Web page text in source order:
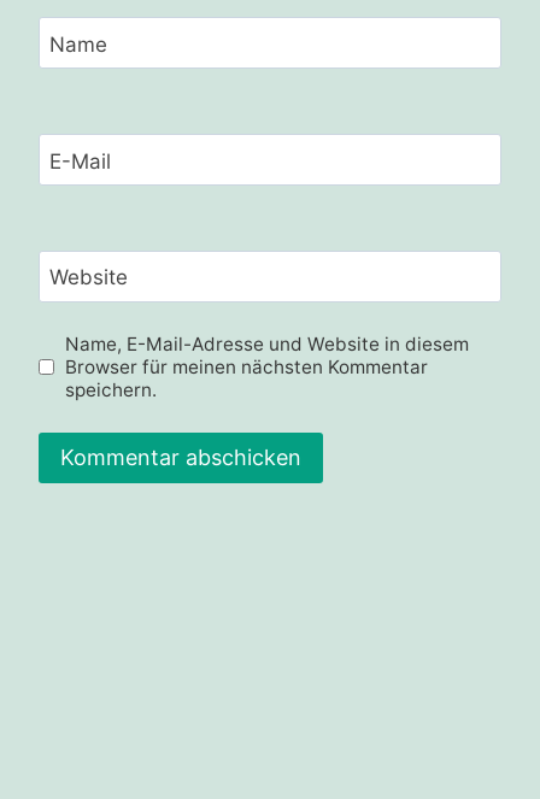
Name
E-Mail
Website
Name, E-Mail-Adresse und Website in diesem
Browser für meinen nächsten Kommentar
speichern.